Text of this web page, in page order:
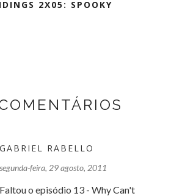
2X05: SPOOKY
GABRIEL RABELLO
segunda-feira, 29 agosto, 2011
Faltou o episódio 13 - Why Can't